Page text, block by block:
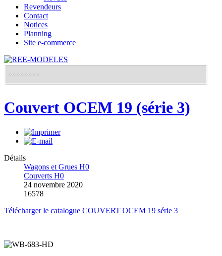
Revendeurs
Contact
Notices
Planning
Site e-commerce
Couvert OCEM 19 (série 3)
Détails
Wagons et Grues H0
Couverts H0
24 novembre 2020
16578
Télécharger le catalogue COUVERT OCEM 19 série 3